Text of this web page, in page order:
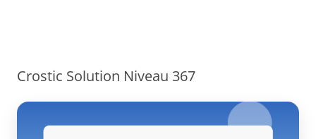
Crostic Solution Niveau 367